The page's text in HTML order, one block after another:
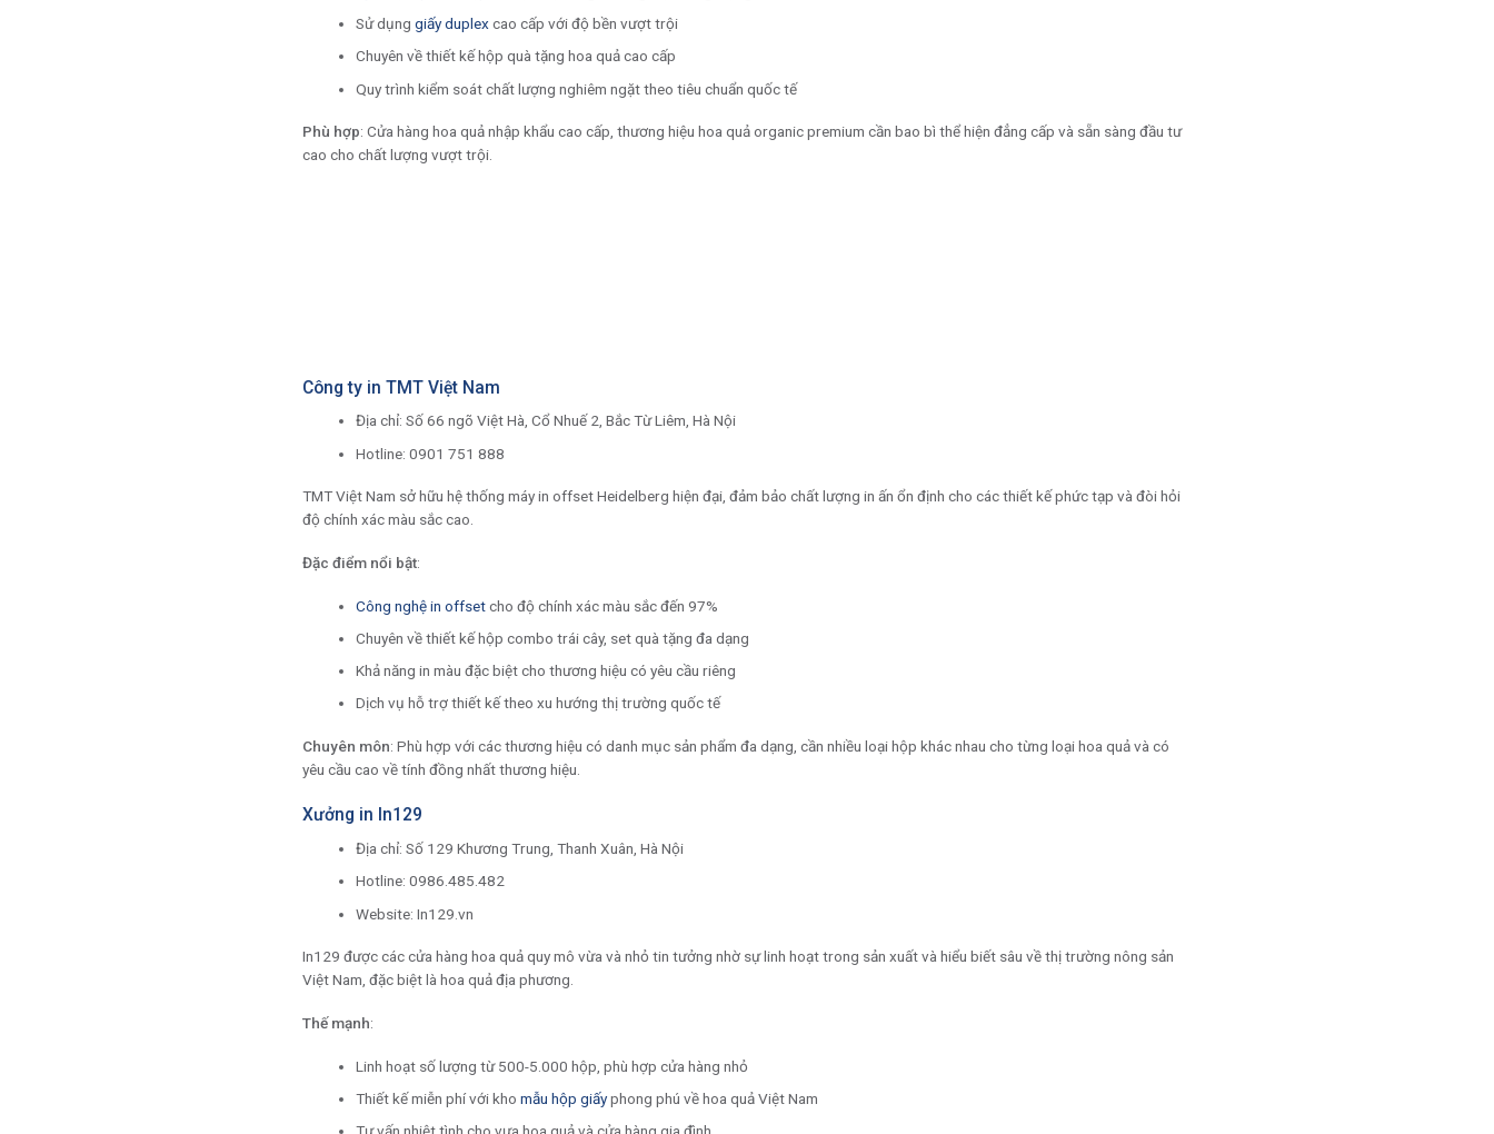
Sử dụng giấy duplexcao cấp với độ bền vượt trội
Chuyên về thiết kế hộp quà tặng hoa quả cao cấp
Quy trình kiểm soát chất lượng nghiêm ngặt theo tiêu chuẩn quốc tế
Phù hợp: Cửa hàng hoa quả nhập khẩu cao cấp, thương hiệu hoa quả organic premium cần bao bì thể hiện đẳng cấp và sẵn sàng đầu tư
cao cho chất lượng vượt trội.
Công ty in TMT Việt Nam
Địa chỉ: Số 66 ngõ Việt Hà, Cổ Nhuế 2, Bắc Từ Liêm, Hà Nội
Hotline: 0901 751 888
TMT Việt Nam sở hữu hệ thống máy in offset Heidelberg hiện đại, đảm bảo chất lượng in ấn ổn định cho các thiết kế phức tạp và đòi hỏi
Đặc điểm nổi bật:
Công nghệ in offset
Chuyên về thiết kế hộp combo trái cây, set quà tặng đa dạng
Khả năng in màu đặc biệt cho thương hiệu có yêu cầu riêng
Dịch vụ hỗ trợ thiết kế theo xu hướng thị trường quốc tế
Chuyên môn: Phù hợp với các thương hiệu có danh mục sản phẩm đa dạng, cần nhiều loại hộp khác nhau cho từng loại hoa quả và có